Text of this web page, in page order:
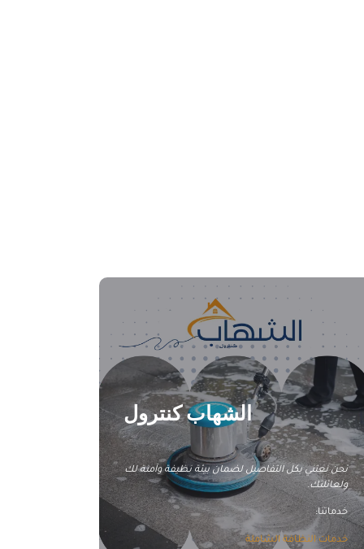
الشهاب كنترول
نحن نعتني بكل التفاصيل لضمان بيئة نظيفة وآمنة لك
ولعائلتك.
خدماتنا:
خدمات النظافة الشاملة